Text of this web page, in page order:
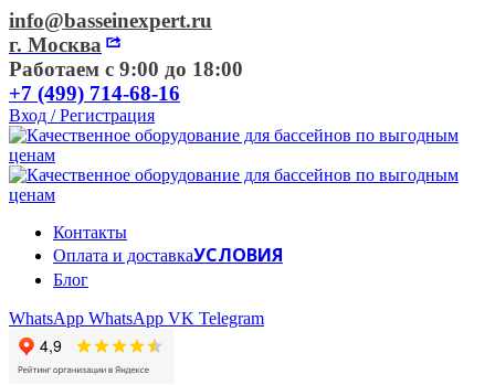
info@basseinexpert.ru
г. Москва
Работаем с 9:00 до 18:00
+7 (499) 714-68-16
Вход / Регистрация
Контакты
Оплата и доставкаУСЛОВИЯ
Блог
WhatsApp WhatsApp VK Telegram